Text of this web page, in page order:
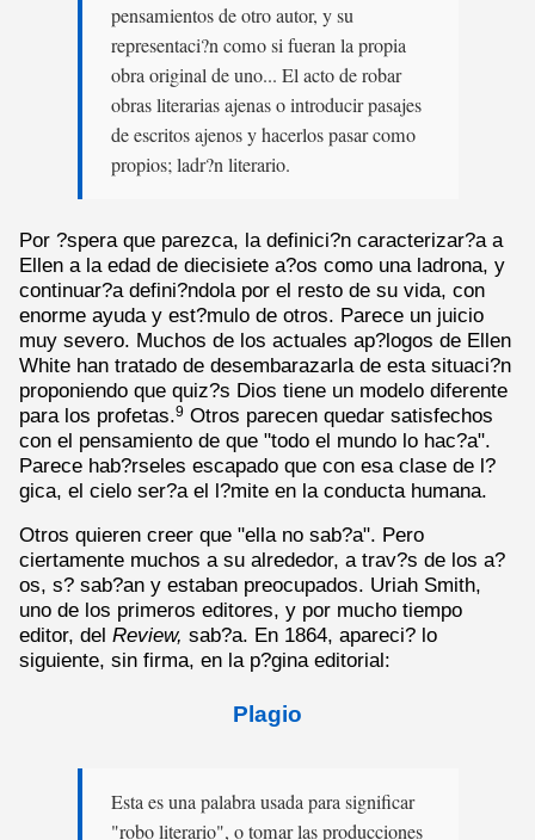
pensamientos de otro autor, y su
representaci?n como si fueran la propia
obra original de uno... El acto de robar
obras literarias ajenas o introducir pasajes
de escritos ajenos y hacerlos pasar como
propios; ladr?n literario.
Por ?spera que parezca, la definici?n caracterizar?a a
Ellen a la edad de diecisiete a?os como una ladrona, y
continuar?a defini?ndola por el resto de su vida, con
enorme ayuda y est?mulo de otros. Parece un juicio
muy severo. Muchos de los actuales ap?logos de Ellen
White han tratado de desembarazarla de esta situaci?n
proponiendo que quiz?s Dios tiene un modelo diferente
para los profetas.9 Otros parecen quedar satisfechos
con el pensamiento de que "todo el mundo lo hac?a".
Parece hab?rseles escapado que con esa clase de l?
gica, el cielo ser?a el l?mite en la conducta humana.
Otros quieren creer que "ella no sab?a". Pero
ciertamente muchos a su alrededor, a trav?s de los a?
os, s? sab?an y estaban preocupados. Uriah Smith,
uno de los primeros editores, y por mucho tiempo
editor, del Review, sab?a. En 1864, apareci? lo
siguiente, sin firma, en la p?gina editorial:
Plagio
Esta es una palabra usada para significar
"robo literario", o tomar las producciones